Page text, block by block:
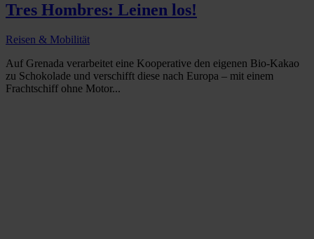
Tres Hombres: Leinen los!
Reisen & Mobilität
Auf Grenada verarbeitet eine Kooperative den eigenen Bio-Kakao
zu Schokolade und verschifft diese nach Europa – mit einem
Frachtschiff ohne Motor...